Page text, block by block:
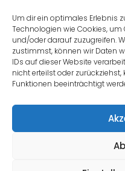
Um dir ein optimales Erlebnis
Technologien wie Cookies,
und/oder darauf zuzugreifen.
zustimmst, können wir Daten
IDs auf dieser Website
nicht erteilst oder
Funktionen beeinträchtigt
Schule wechselt, wird
Steinhagener
anderen drei machen
weiter“, kündigt Ronja
Zurück zur